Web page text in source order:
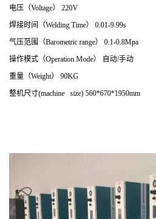
电压（Voltage） 220V
焊接时间（Welding Time） 0.01-9.99s
气压范围（Barometric range） 0.1-0.8Mpa
操作模式（Operation Mode） 自动/手动
重量（Weight） 90KG
整机尺寸(machine size) 560*670*1950mm